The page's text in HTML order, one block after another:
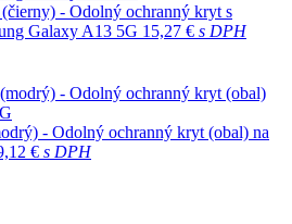
- Odolný ochranný kryt s
Galaxy A13 5G 15,27 € s DPH
- Odolný ochranný kryt (obal) na
€ s DPH